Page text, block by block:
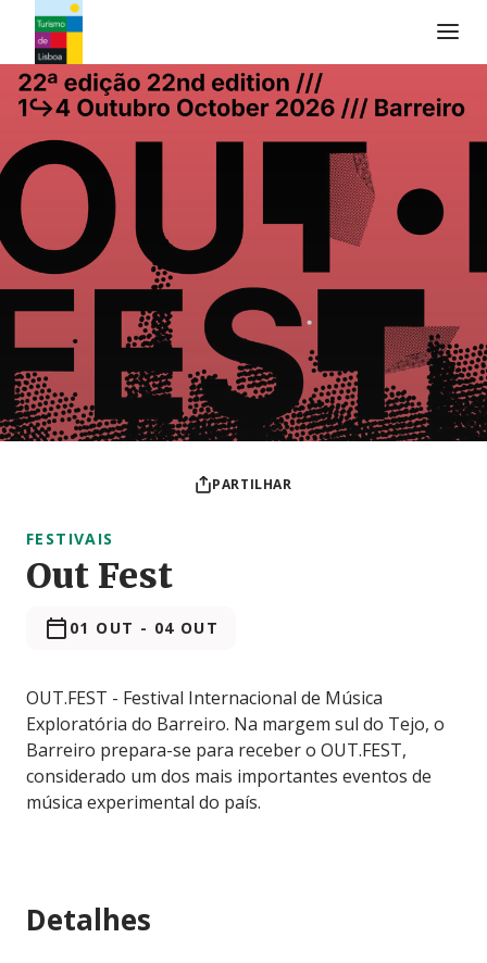
Logo do Turismo de Lisboa
PARTILHAR
FESTIVAIS
Out Fest
01 OUT - 04 OUT
OUT.FEST - Festival Internacional de Música
Exploratória do Barreiro. Na margem sul do Tejo, o
Barreiro prepara-se para receber o OUT.FEST,
considerado um dos mais importantes eventos de
música experimental do país.
Detalhes